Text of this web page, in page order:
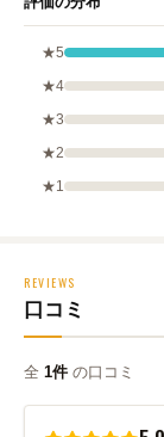
★5
★4
★3
★2
★1
REVIEWS
口コミ
全 1件 の口コミ